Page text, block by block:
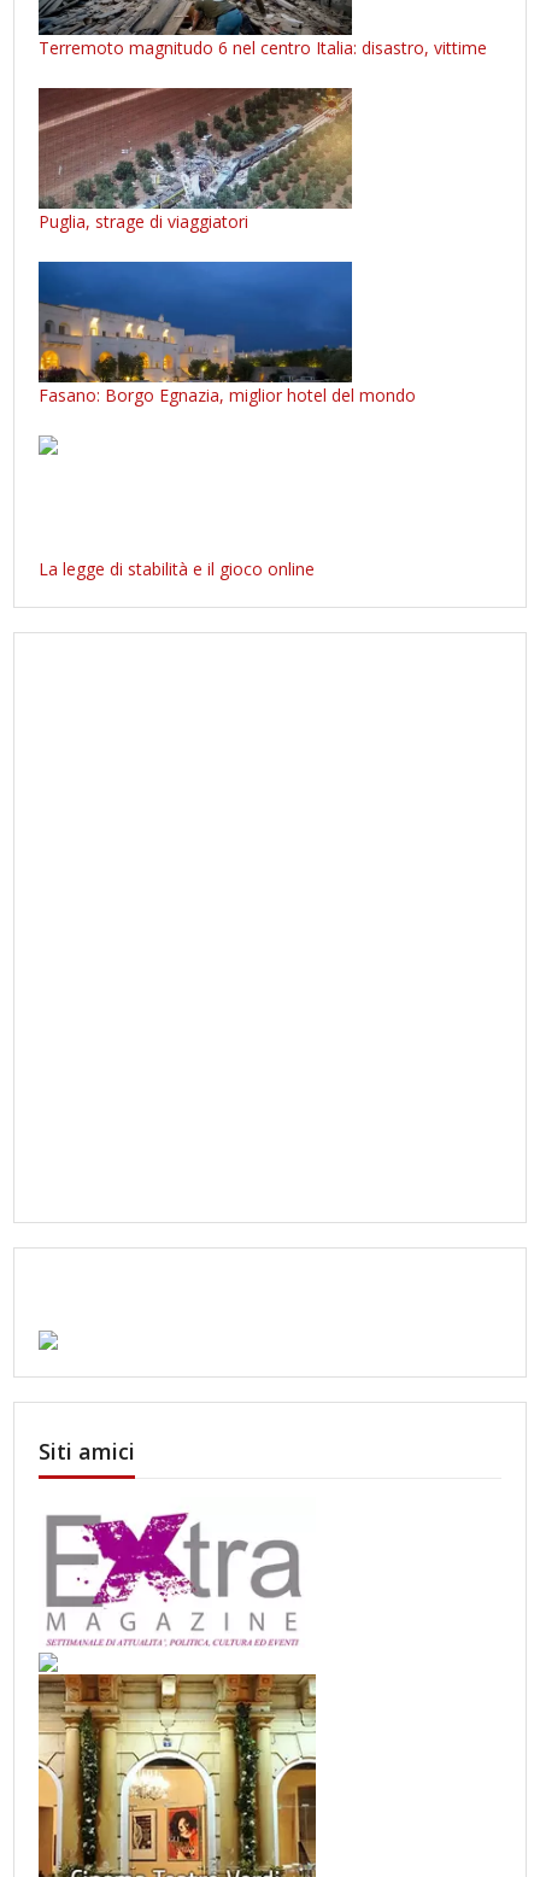
Terremoto magnitudo 6 nel centro Italia: disastro, vittime
Puglia, strage di viaggiatori
Fasano: Borgo Egnazia, miglior hotel del mondo
La legge di stabilità e il gioco online
Siti amici